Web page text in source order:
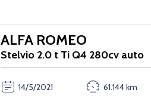
ALFA ROMEO
Stelvio 2.0 t Ti Q4 280cv auto
14/5/2021 61.144 km